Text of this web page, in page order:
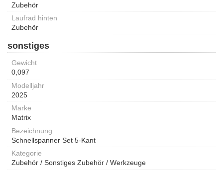
Zubehör
Laufrad hinten
Zubehör
sonstiges
Gewicht
0,097
Modelljahr
2025
Marke
Matrix
Bezeichnung
Schnellspanner Set 5-Kant
Kategorie
Zubehör / Sonstiges Zubehör / Werkzeuge